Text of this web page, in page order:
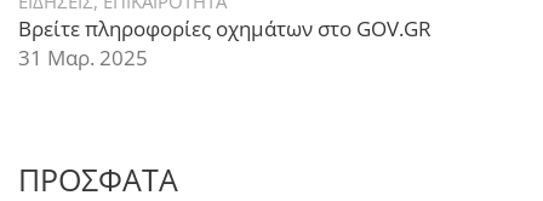
Βρείτε πληροφορίες οχημάτων στο GOV.GR
31 Μαρ. 2025
ΠΡΟΣΦΑΤΑ